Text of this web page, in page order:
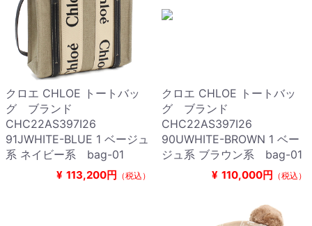
クロエ CHLOE トートバッ
グ ブランド
CHC22AS397I26
91JWHITE-BLUE 1 ベージュ
系 ネイビー系 bag-01
¥ 113,200円 （税込）
クロエ CHLOE トートバッ
グ ブランド
CHC22AS397I26
90UWHITE-BROWN 1 ベー
ジュ系 ブラウン系 bag-01
¥ 110,000円 （税込）